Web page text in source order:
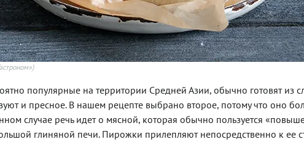
популярные на территории Средней Азии, обычно готовят из
и пресное. В нашем рецепте выбрано второе, потому что оно
случае речь идет о мясной, которая обычно пользуется
глиняной печи. Пирожки прилепляют непосредственно к ее